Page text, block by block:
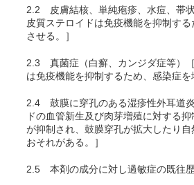
2.2 皮膚結核、単純疱疹、水痘、帯
皮質ステロイドは免疫機能を抑制す
させる。］
2.3 真菌症（白癬、カンジダ症等）
は免疫機能を抑制するため、感染症を
2.4 鼓膜に穿孔のある湿疹性外耳道
ドの血管新生及び肉芽増殖に対する
が抑制され、鼓膜穿孔が拡大したり
おそれがある。］
2.5 本剤の成分に対し過敏症の既往